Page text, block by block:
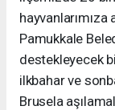
hayvanlarımıza
Pamukkale
destekleyecek
ilkbahar ve
Brusela